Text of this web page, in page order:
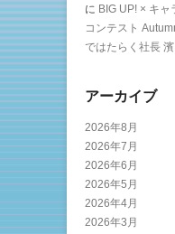
に BIG UP! × キ
コンテスト
ではたらく社長
アーカイブ
2026年8月
2026年7月
2026年6月
2026年5月
2026年4月
2026年3月